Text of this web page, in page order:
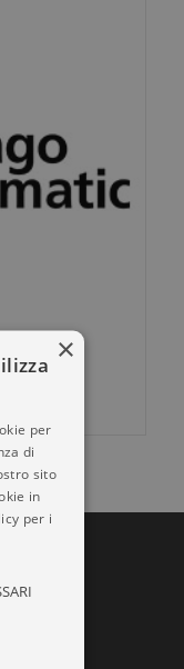
×
per
di
sito
in
per i